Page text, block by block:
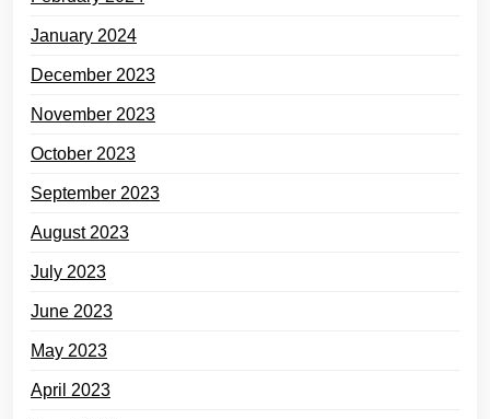
January 2024
December 2023
November 2023
October 2023
September 2023
August 2023
July 2023
June 2023
May 2023
April 2023